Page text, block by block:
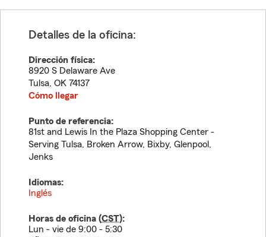
Detalles de la oficina:
Dirección física:
8920 S Delaware Ave
Tulsa, OK 74137
Cómo llegar
Punto de referencia:
81st and Lewis In the Plaza Shopping Center -
Serving Tulsa, Broken Arrow, Bixby, Glenpool,
Jenks
Idiomas:
Inglés
Horas de oficina (CST):
Lun - vie de 9:00 - 5:30